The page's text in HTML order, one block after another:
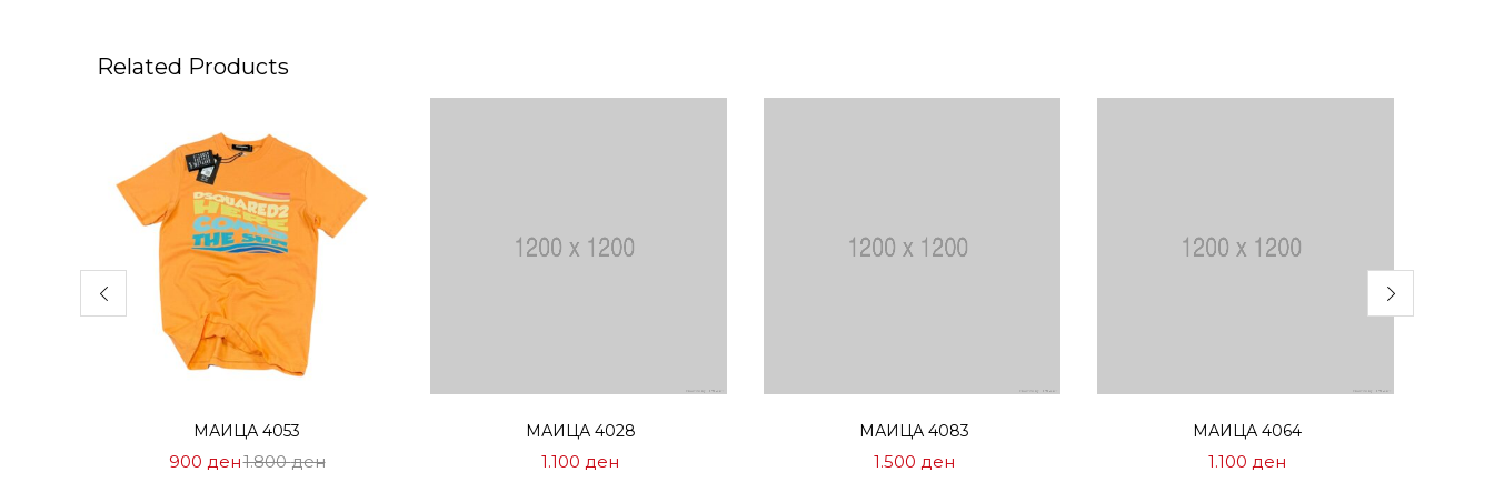
Related Products
МАИЦА 4053
900 денЦена
1.800денНормална
МАИЦА 4028
1.100 ден
МАИЦА 4083
1.500 ден
МАИЦА 4064
1.100 ден